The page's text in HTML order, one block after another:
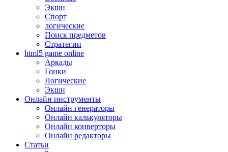
Экшн
Спорт
логические
Поиск предметов
Стратегии
html5 game online
Аркады
Гонки
Логические
Экшн
Онлайн инструменты
Онлайн генераторы
Онлайн калькуляторы
Онлайн конверторы
Онлайн редакторы
Статьи